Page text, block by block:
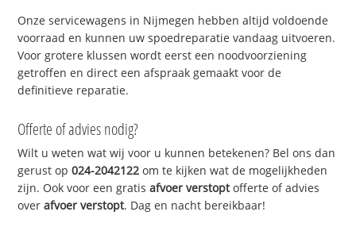
Onze servicewagens in Nijmegen hebben altijd voldoende
voorraad en kunnen uw spoedreparatie vandaag uitvoeren.
Voor grotere klussen wordt eerst een noodvoorziening
getroffen en direct een afspraak gemaakt voor de
definitieve reparatie.
Offerte of advies nodig?
Wilt u weten wat wij voor u kunnen betekenen? Bel ons dan
gerust op024-2042122 om te kijken wat de mogelijkheden
zijn. Ook voor een gratisafvoer verstoptofferte of advies
overafvoer verstopt. Dag en nacht bereikbaar!